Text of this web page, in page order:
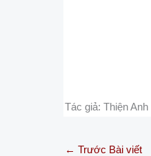
Tác giả: Thiện
← Trước Bài viết